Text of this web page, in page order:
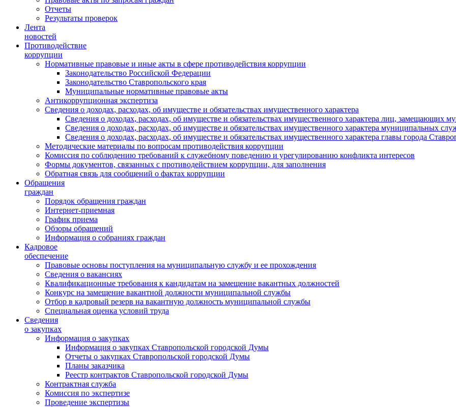
Отчеты
Результаты проверок
Лента
новостей
Противодействие
коррупции
Нормативные правовые и иные акты в сфере противодействия коррупции
Законодательство Российской Федерации
Законодательство Ставропольского края
Муниципальные нормативные правовые акты
Антикоррупционная экспертиза
Сведения о доходах, расходах, об имуществе и обязательствах имущественного характера
Сведения о доходах, расходах, об имуществе и обязательствах имущественного характера лиц,
Сведения о доходах, расходах, об имуществе и обязательствах имущественного характера муниципальных
Сведения о доходах, расходах, об имуществе и обязательствах имущественного характера главы города
Методические материалы по вопросам противодействия коррупции
Комиссия по соблюдению требований к служебному поведению и урегулированию конфликта интересов
Формы документов, связанных с противодействием коррупции, для заполнения
Обратная связь для сообщений о фактах коррупции
Обращения
граждан
Порядок обращения граждан
Интернет-приемная
График приема
Обзоры обращений
Информация о собраниях граждан
Кадровое
обеспечение
Правовые основы поступления на муниципальную службу и ее прохождения
Сведения о вакансиях
Квалификационные требования к кандидатам на замещение вакантных должностей
Конкурс на замещение вакантной должности муниципальной службы
Отбор в кадровый резерв на вакантную должность муниципальной службы
Специальная оценка условий труда
Сведения
о закупках
Информация о закупках
Информация о закупках Ставропольской городской Думы
Отчеты о закупках Ставропольской городской Думы
Планы заказчика
Реестр контрактов Ставропольской городской Думы
Контрактная служба
Комиссия по экспертизе
Проведение экспертизы